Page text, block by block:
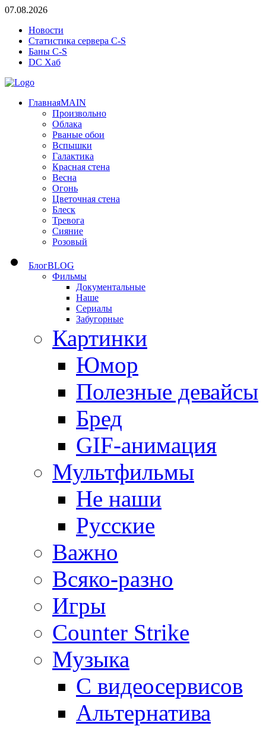
07.08.2026
Новости
Статистика сервера C-S
Баны C-S
DC Хаб
ГлавнаяMAIN
Произвольно
Облака
Рваные обои
Вспышки
Галактика
Красная стена
Весна
Огонь
Цветочная стена
Блеск
Тревога
Сияние
Розовый
БлогBLOG
Фильмы
Документальные
Наше
Сериалы
Забугорные
Картинки
Юмор
Полезные девайсы
Бред
GIF-анимация
Мультфильмы
Не наши
Русские
Важно
Всяко-разно
Игры
Counter Strike
Музыка
С видеосервисов
Альтернатива